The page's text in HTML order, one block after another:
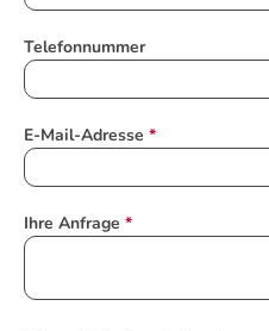
Telefonnummer
E-Mail-Adresse *
Ihre Anfrage *